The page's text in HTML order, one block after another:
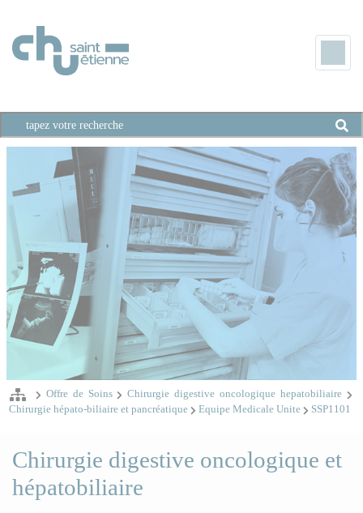
Offre de Soins
Chirurgie digestive oncologique hepatobiliaire
Chirurgie hépato-biliaire et pancréatique
Equipe Medicale Unite SSP1101
Chirurgie digestive oncologique et
hépatobiliaire